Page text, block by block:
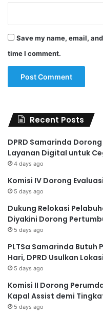
Save my name, email,
time I comment.
Recent Posts
DPRD Samarinda
Layanan Digital untuk
4 days ago
Komisi IV Dorong
5 days ago
Dukung Relokasi
Diyakini Dorong
5 days ago
PLTSa Samarinda Butuh
Hari, DPRD Usulkan
5 days ago
Komisi II Dorong
Kapal Assist demi
5 days ago